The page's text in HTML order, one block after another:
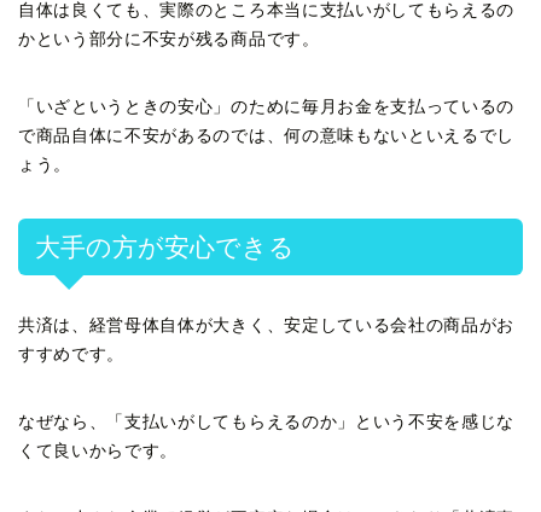
自体は良くても、実際のところ本当に支払いがしてもらえるの
かという部分に不安が残る商品です。
「いざというときの安心」のために毎月お金を支払っているの
で商品自体に不安があるのでは、何の意味もないといえるでし
ょう。
大手の方が安心できる
共済は、経営母体自体が大きく、安定している会社の商品がお
すすめです。
なぜなら、「支払いがしてもらえるのか」という不安を感じな
くて良いからです。